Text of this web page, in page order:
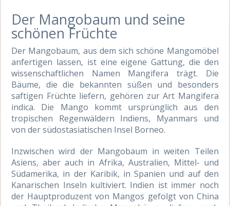
Der Mangobaum und seine
schönen Früchte
Der Mangobaum, aus dem sich schöne Mangomöbel
anfertigen lassen, ist eine eigene Gattung, die den
wissenschaftlichen Namen Mangifera trägt. Die
Bäume, die die bekannten süßen und besonders
saftigen Früchte liefern, gehören zur Art Mangifera
indica. Die Mango kommt ursprünglich aus den
tropischen Regenwäldern Indiens, Myanmars und
von der südostasiatischen Insel Borneo.
Inzwischen wird der Mangobaum in weiten Teilen
Asiens, aber auch in Afrika, Australien, Mittel- und
Südamerika, in der Karibik, in Spanien und auf den
Kanarischen Inseln kultiviert. Indien ist immer noch
der Hauptproduzent von Mangos gefolgt von China